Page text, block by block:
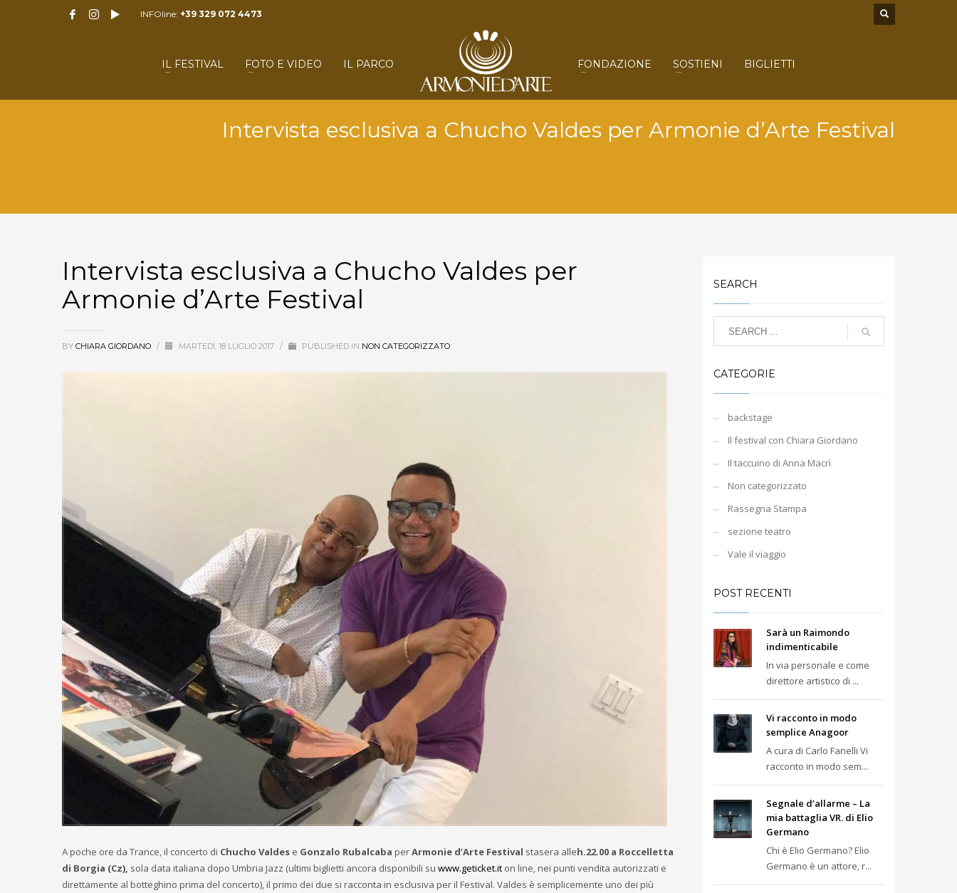
INFOline: +39 329 072 4473
IL FESTIVAL FOTO E VIDEO IL PARCO FONDAZIONE SOSTIENI BIGLIETTI
Intervista esclusiva a Chucho Valdes per Armonie d’Arte Festival
Intervista esclusiva a Chucho Valdes per
Armonie d’Arte Festival
BY CHIARA GIORDANO / MARTEDÌ, 18 LUGLIO 2017 / PUBLISHED IN NON CATEGORIZZATO
A poche ore da Trance, il concerto di Chucho Valdes e Gonzalo Rubalcaba perArmonie d’Arte Festival stasera alleh.22.00 a Roccelletta
di Borgia (Cz), sola data italiana dopo Umbria Jazz (ultimi biglietti ancora disponibili su www.geticket.it on line, nei punti vendita autorizzati e
direttamente al botteghino prima del concerto), il primo dei due si racconta in esclusiva per il Festival. Valdes è semplicemente uno dei più
SEARCH
CATEGORIE
backstage
Il festival con Chiara Giordano
Il taccuino di Anna Macrì
Non categorizzato
Rassegna Stampa
sezione teatro
Vale il viaggio
POST RECENTI
Sarà un Raimondo
indimenticabile
In via personale e come
direttore artistico di ...
Vi racconto in modo
semplice Anagoor
A cura di Carlo Fanelli Vi
racconto in modo sem...
Segnale d’allarme – La
mia battaglia VR. di Elio
Germano
Chi è Elio Germano? Elio
Germano è un attore, r...